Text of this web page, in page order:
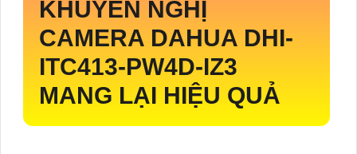
KHUYẾN NGHỊ
CAMERA DAHUA DHI-
ITC413-PW4D-IZ3
MANG LẠI HIỆU QUẢ